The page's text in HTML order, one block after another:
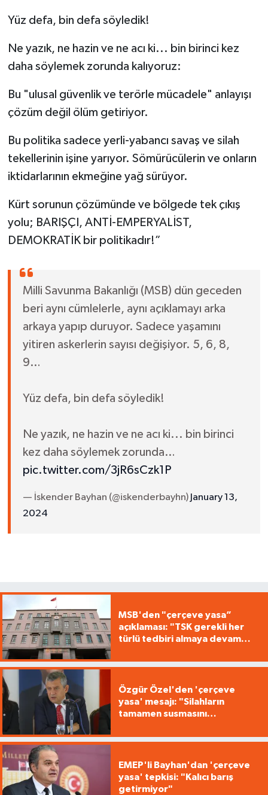
Yüz defa, bin defa söyledik!
Ne yazık, ne hazin ve ne acı ki... bin birinci kez
daha söylemek zorunda kalıyoruz:
Bu "ulusal güvenlik ve terörle mücadele" anlayışı
çözüm değil ölüm getiriyor.
Bu politika sadece yerli-yabancı savaş ve silah
tekellerinin işine yarıyor. Sömürücülerin ve onların
iktidarlarının ekmeğine yağ sürüyor.
Kürt sorunun çözümünde ve bölgede tek çıkış
yolu; BARIŞÇI, ANTİ-EMPERYALİST,
DEMOKRATİK bir politikadır!”
Milli Savunma Bakanlığı (MSB) dün geceden
beri aynı cümlelerle, aynı açıklamayı arka
arkaya yapıp duruyor. Sadece yaşamını
yitiren askerlerin sayısı değişiyor. 5, 6, 8,
9…
Yüz defa, bin defa söyledik!
Ne yazık, ne hazin ve ne acı ki... bin birinci
kez daha söylemek zorunda…
pic.twitter.com/3jR6sCzk1P
— İskender Bayhan (@iskenderbayhn) January 13,
2024
MSB'den "çerçeve yasa”
açıklaması: "TSK gerekli her
türlü tedbiri almaya devam
Özgür Özel'den 'çerçeve
yasa' mesajı: "Silahların
tamamen susmasını
EMEP'li Bayhan'dan 'çerçeve
yasa' tepkisi: "Kalıcı barış
getirmiyor"